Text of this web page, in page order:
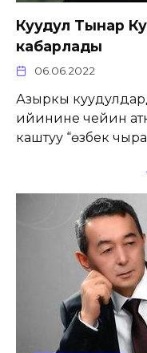
Куудул Тынар
кабарлады
06.06.2022
Азыркы
ийинине чейин
каштуу “өзбек